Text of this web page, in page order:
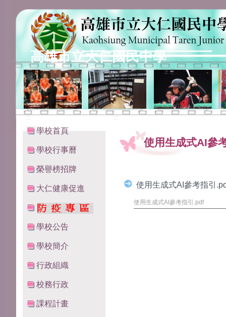
高雄市立大仁國民中學
:::
學校首頁
學校行事曆
榮譽榜招牌
大仁健康促進
學校公告
學校簡介
行政組織
校務行政
課程計畫
:::
使用生成式AI參
使用生成式AI參考指引
使用生成式AI參考指引.pdf